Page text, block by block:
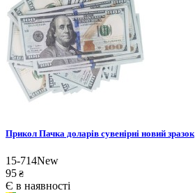
Прикол Пачка доларів сувенірні новий зразок
15-714New
95 ₴
Є в наявності